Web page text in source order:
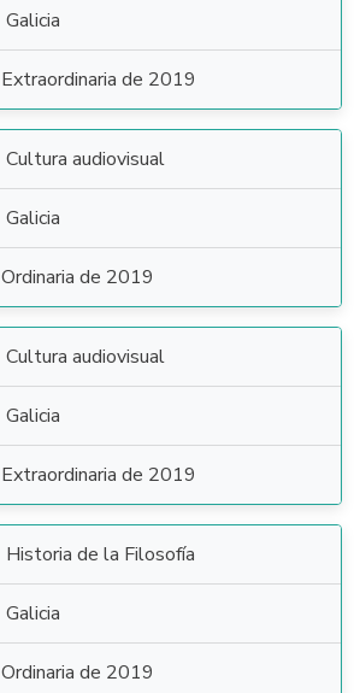
Galicia
Extraordinaria de 2019
Cultura audiovisual
Galicia
Ordinaria de 2019
Cultura audiovisual
Galicia
Extraordinaria de 2019
Historia de la Filosofía
Galicia
Ordinaria de 2019